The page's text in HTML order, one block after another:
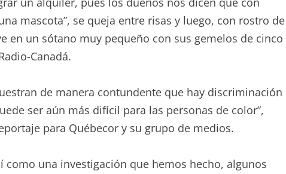
mascota”, se queja entre risas y luego, con rostro de
en un sótano muy pequeño con sus gemelos de cinco
Canadá.
de manera contundente que hay discriminación
ser aún más difícil para las personas de color”,
para Québecor y su grupo de medios.
una investigación que hemos hecho, algunos